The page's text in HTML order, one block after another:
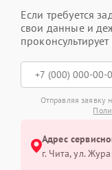
Если требуется
свои данные и
проконсультирует
Отправляя заявку
Адрес
г. Чита, ул.